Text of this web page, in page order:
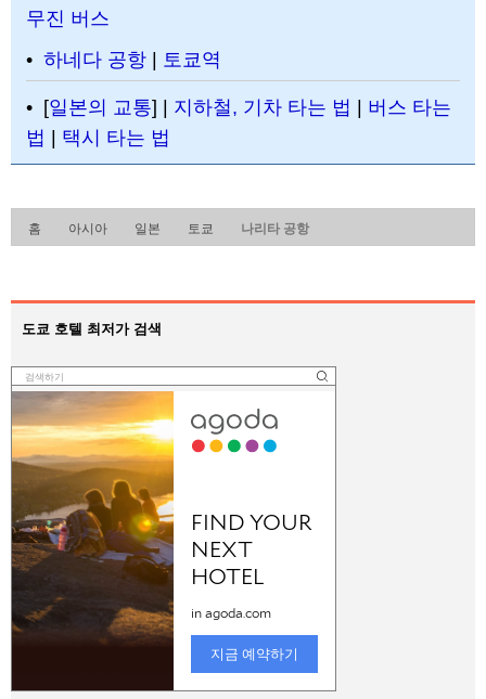
무진 버스
• 하네다 공항 토쿄역
• [일본의 교통] | 지하철, 기차 타는 법
버스 타는
법
택시 타는 법
홈 아시아 일본 토쿄 나리타 공항
도쿄 호텔 최저가 검색